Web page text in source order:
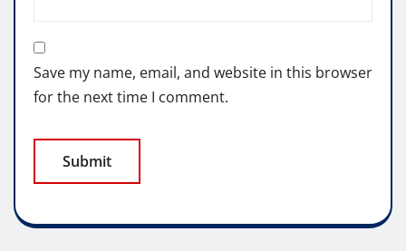
Save my name, email, and website in this browser
for the next time I comment.